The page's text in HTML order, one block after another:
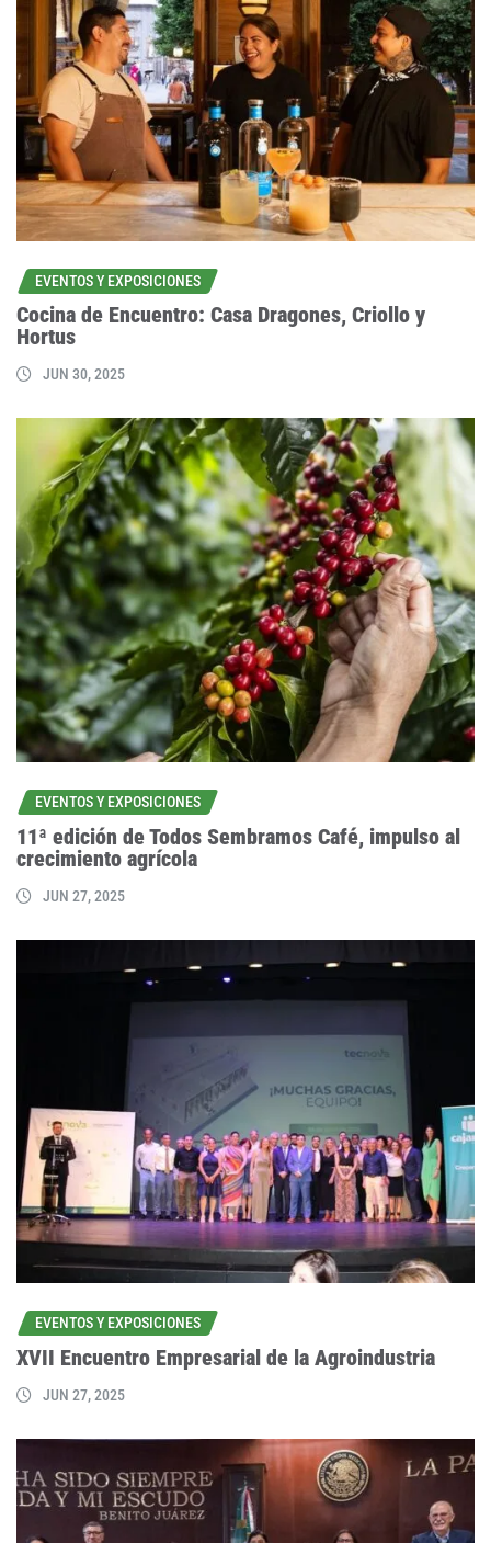
EVENTOS Y EXPOSICIONES
Cocina de Encuentro: Casa Dragones, Criollo y
Hortus
JUN 30, 2025
EVENTOS Y EXPOSICIONES
11ª edición de Todos Sembramos Café, impulso al
crecimiento agrícola
JUN 27, 2025
EVENTOS Y EXPOSICIONES
XVII Encuentro Empresarial de la Agroindustria
JUN 27, 2025